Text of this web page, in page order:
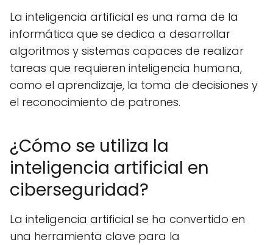
La inteligencia artificial es una rama de la
informática que se dedica a desarrollar
algoritmos y sistemas capaces de realizar
tareas que requieren inteligencia humana,
como el aprendizaje, la toma de decisiones y
el reconocimiento de patrones.
¿Cómo se utiliza la
inteligencia artificial en
ciberseguridad?
La inteligencia artificial se ha convertido en
una herramienta clave para la